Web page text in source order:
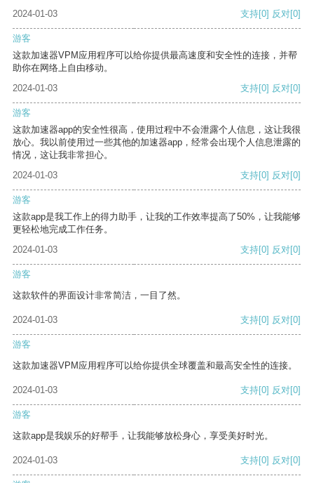
2024-01-03
支持[0] 反对[0]
游客
这款加速器VPM应用程序可以给你提供最高速度和安全性的连接，并帮
助你在网络上自由移动。
2024-01-03
支持[0] 反对[0]
游客
这款加速器app的安全性很高，使用过程中不会泄露个人信息，这让我很
放心。我以前使用过一些其他的加速器app，经常会出现个人信息泄露的
情况，这让我非常担心。
2024-01-03
支持[0] 反对[0]
游客
这款app是我工作上的得力助手，让我的工作效率提高了50%，让我能够
更轻松地完成工作任务。
2024-01-03
支持[0] 反对[0]
游客
这款软件的界面设计非常简洁，一目了然。
2024-01-03 支持[0] 反对[0]
游客
这款加速器VPM应用程序可以给你提供全球覆盖和最高安全性的连接。
2024-01-03 支持[0] 反对[0]
游客
这款app是我娱乐的好帮手，让我能够放松身心，享受美好时光。
2024-01-03 支持[0] 反对[0]